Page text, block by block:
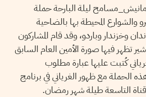
ليلة البارحة حملة
والشوارع المحيطة بها بالضاحية
وخزندار وباردو، وقد قام المشاركون
تظهر فيها صورة الأمين العام السابق
كُتبت عليها عبارة مطلوب
الحملة مع ظهور الغرياني في برنامج
التاسعة طيلة شهر رمضان.